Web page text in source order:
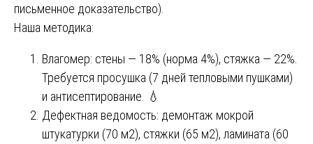
письменное доказательство).
Наша методика:
Влагомер: стены — 18% (норма 4%), стяжка — 22%.
Требуется просушка (7 дней тепловыми пушками)
и антисептирование. 💧
Дефектная ведомость: демонтаж мокрой
штукатурки (70 м2), стяжки (65 м2), ламината (60